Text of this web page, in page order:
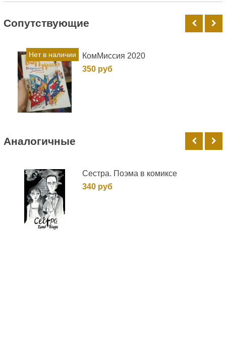
Cопутствующие
Нет в наличии
КомМиссия 2020
350 руб
Аналогичные
Сестра. Поэма в комиксе
340 руб